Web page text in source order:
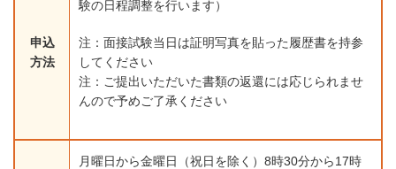
申込
方法
験の日程調整を行います）
注：面接試験当日は証明写真を貼った履歴書を持参
してください
注：ご提出いただいた書類の返還には応じられませ
んので予めご了承ください
月曜日から金曜日（祝日を除く）8時30分から17時